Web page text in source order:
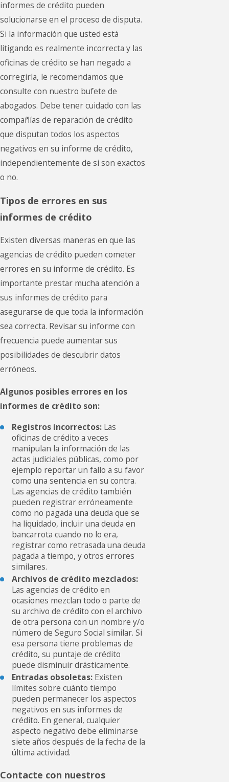
informes de crédito pueden
solucionarse en el proceso de disputa.
Si la información que usted está
litigando es realmente incorrecta y las
oficinas de crédito se han negado a
corregirla, le recomendamos que
consulte con nuestro bufete de
abogados. Debe tener cuidado con las
compañías de reparación de crédito
que disputan todos los aspectos
negativos en su informe de crédito,
independientemente de si son exactos
o no.
Tipos de errores en sus
informes de crédito
Existen diversas maneras en que las
agencias de crédito pueden cometer
errores en su informe de crédito. Es
importante prestar mucha atención a
sus informes de crédito para
asegurarse de que toda la información
sea correcta. Revisar su informe con
frecuencia puede aumentar sus
posibilidades de descubrir datos
erróneos.
Algunos posibles errores en los
informes de crédito son:
Registros incorrectos: Las
oficinas de crédito a veces
manipulan la información de las
actas judiciales públicas, como por
ejemplo reportar un fallo a su favor
como una sentencia en su contra.
Las agencias de crédito también
pueden registrar erróneamente
como no pagada una deuda que se
ha liquidado, incluir una deuda en
bancarrota cuando no lo era,
registrar como retrasada una deuda
pagada a tiempo, y otros errores
similares.
Archivos de crédito mezclados:
Las agencias de crédito en
ocasiones mezclan todo o parte de
su archivo de crédito con el archivo
de otra persona con un nombre y/o
número de Seguro Social similar. Si
esa persona tiene problemas de
crédito, su puntaje de crédito
puede disminuir drásticamente.
Entradas obsoletas: Existen
límites sobre cuánto tiempo
pueden permanecer los aspectos
negativos en sus informes de
crédito. En general, cualquier
aspecto negativo debe eliminarse
siete años después de la fecha de la
última actividad.
Contacte con nuestros